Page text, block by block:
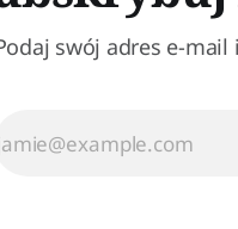
swój adres e-